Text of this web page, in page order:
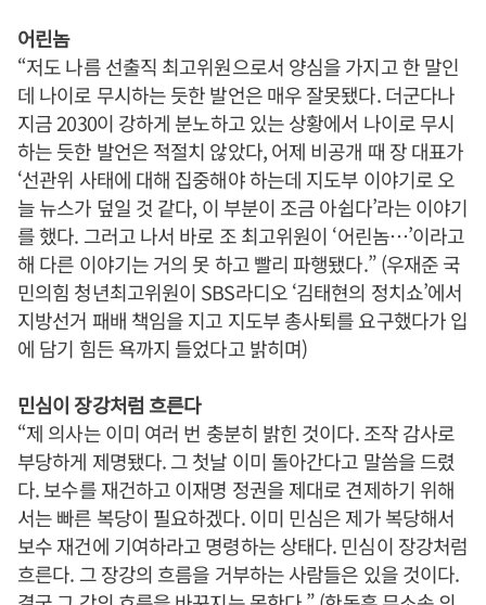
어린놈
“저도 나름 선출직 최고위원으로서 양심을 가지고 한 말인
데 나이로 무시하는 듯한 발언은 매우 잘못됐다. 더군다나
지금 2030이 강하게 분노하고 있는 상황에서 나이로 무시
하는 듯한 발언은 적절치 않았다, 어제 비공개 때 장 대표가
‘선관위 사태에 대해 집중해야 하는데 지도부 이야기로 오
늘 뉴스가 덮일 것 같다, 이 부분이 조금 아쉽다’라는 이야기
를 했다. 그러고 나서 바로 조 최고위원이 ‘어린놈…’이라고
해 다른 이야기는 거의 못 하고 빨리 파행됐다.” (우재준 국
민의힘 청년최고위원이 SBS라디오 ‘김태현의 정치쇼’에서
지방선거 패배 책임을 지고 지도부 총사퇴를 요구했다가 입
에 담기 힘든 욕까지 들었다고 밝히며)
민심이 장강처럼 흐른다
“제 의사는 이미 여러 번 충분히 밝힌 것이다. 조작 감사로
부당하게 제명됐다. 그 첫날 이미 돌아간다고 말씀을 드렸
다. 보수를 재건하고 이재명 정권을 제대로 견제하기 위해
서는 빠른 복당이 필요하겠다. 이미 민심은 제가 복당해서
보수 재건에 기여하라고 명령하는 상태다. 민심이 장강처럼
흐른다. 그 장강의 흐름을 거부하는 사람들은 있을 것이다.